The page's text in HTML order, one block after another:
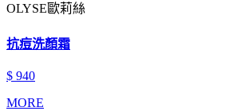
OLYSE歐莉絲
抗痘洗顏霜
$ 940
MORE